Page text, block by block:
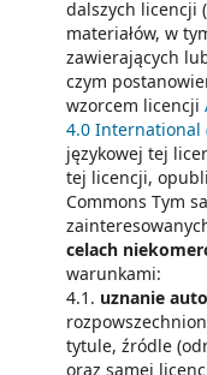
dalszych licencji
materiałów, w
zawierających
czym
wzorcem licencji
4.0 International
językowej tej
tej licencji,
Commons Tym
celach
warunkami:
4.1. uznanie
tytule, źródle
oraz samej